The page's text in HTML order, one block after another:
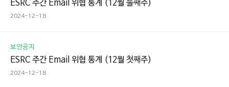
ESRC 주간 Email 위협 통계 (12월 둘째주)
2024-12-18
보안공지
ESRC 주간 Email 위협 통계 (12월 첫째주)
2024-12-18